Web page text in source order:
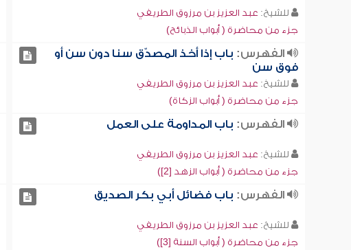
للشيخ: عبد العزيز بن مرزوق الطريفي
جزء من محاضرة ( أبواب الذبائح)
الفهرس: باب إذا أخذ المصدّق سنا دون سن أو
فوق سن
للشيخ: عبد العزيز بن مرزوق الطريفي
جزء من محاضرة ( أبواب الزكاة)
الفهرس: باب المداومة على العمل
للشيخ: عبد العزيز بن مرزوق الطريفي
جزء من محاضرة ( أبواب الزهد [2])
الفهرس: باب فضائل أبي بكر الصديق
للشيخ: عبد العزيز بن مرزوق الطريفي
جزء من محاضرة ( أبواب السنة [3])